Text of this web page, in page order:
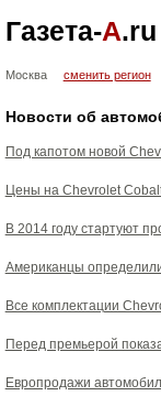
Газета-А.ru
Москва сменить регион
Новости об
Под капотом новой
Цены на Chevrolet
В 2014 году стартуют
Американцы
Все комплектации
Перед премьерой
Европродажи